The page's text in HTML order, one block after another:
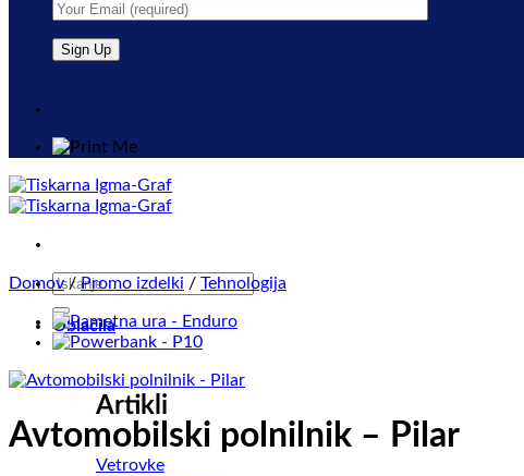
Išči:
Oblačila
Artikli
Vetrovke
Domov / Promo izdelki / Tehnologija
Avtomobilski polnilnik – Pilar